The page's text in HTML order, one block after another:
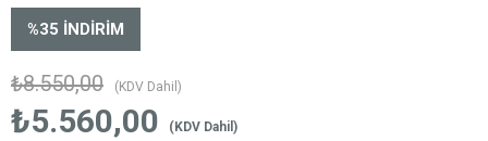
%35 İNDIRIM
₺8.550,00 (KDV Dahil)
₺5.560,00 (KDV Dahil)